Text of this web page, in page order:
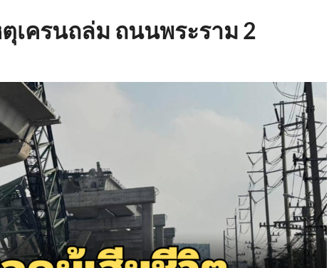
เครนถล่ม ถนนพระราม 2